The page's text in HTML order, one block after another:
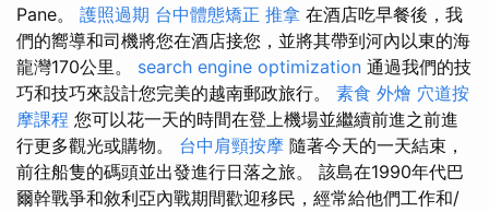
Pane。 護照過期 台中體態矯正 推拿 在酒店吃早餐後，我
們的嚮導和司機將您在酒店接您，並將其帶到河內以東的海
龍灣170公里。 search engine optimization 通過我們的技
巧和技巧來設計您完美的越南郵政旅行。 素食 外燴 穴道按
摩課程 您可以花一天的時間在登上機場並繼續前進之前進
行更多觀光或購物。 台中肩頸按摩 隨著今天的一天結束，
前往船隻的碼頭並出發進行日落之旅。 該島在1990年代巴
爾幹戰爭和敘利亞內戰期間歡迎移民，經常給他們工作和/